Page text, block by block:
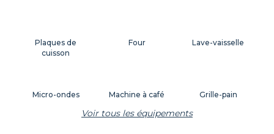
Micro-ondes
Four
Plaques de
cuisson
Machine à café Grille-pain
Lave-vaisselle
Voir tous les équipements